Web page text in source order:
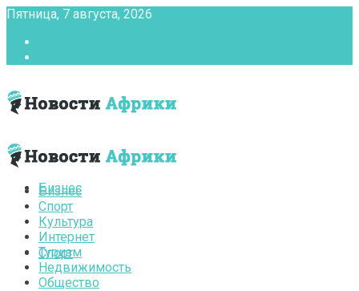
Пятница, 7 августа, 2026
Бизнес
Спорт
Бизнес
Спорт
Культура
Интернет
Туризм
Недвижимость
Общество